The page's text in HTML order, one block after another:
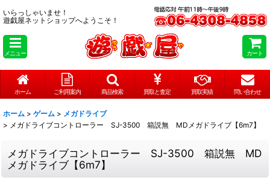
いらっしゃいませ！
遊戯屋ネットショップへようこそ！
メニュー カート
ホーム ご利用案内 商品検索 買取と査定 買取実績 問い合わせ
ホーム > ゲーム > メガドライブ
> メガドライブコントローラー SJ-3500 箱説無 MDメガドライブ【6m7】
メガドライブコントローラー SJ-3500 箱説無 MD
メガドライブ【6m7】